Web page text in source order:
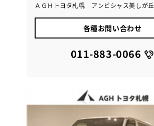
ＡＧＨトヨタ札幌 アンビシャス美しが丘
各種お問い合わせ
011-883-0066